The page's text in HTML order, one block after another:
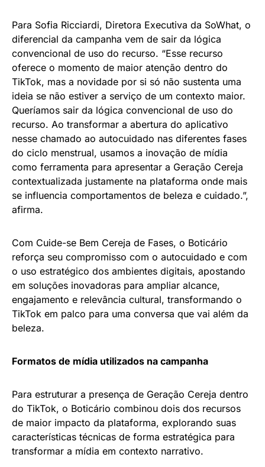
Para Sofia Ricciardi, Diretora Executiva da SoWhat, o
diferencial da campanha vem de sair da lógica
convencional de uso do recurso. “Esse recurso
oferece o momento de maior atenção dentro do
TikTok, mas a novidade por si só não sustenta uma
ideia se não estiver a serviço de um contexto maior.
Queríamos sair da lógica convencional de uso do
recurso. Ao transformar a abertura do aplicativo
nesse chamado ao autocuidado nas diferentes fases
do ciclo menstrual, usamos a inovação de mídia
como ferramenta para apresentar a Geração Cereja
contextualizada justamente na plataforma onde mais
se influencia comportamentos de beleza e cuidado.”,
afirma.
Com Cuide-se Bem Cereja de Fases, o Boticário
reforça seu compromisso com o autocuidado e com
o uso estratégico dos ambientes digitais, apostando
em soluções inovadoras para ampliar alcance,
engajamento e relevância cultural, transformando o
TikTok em palco para uma conversa que vai além da
beleza.
Formatos de mídia utilizados na campanha
Para estruturar a presença de Geração Cereja dentro
do TikTok, o Boticário combinou dois dos recursos
de maior impacto da plataforma, explorando suas
características técnicas de forma estratégica para
transformar a mídia em contexto narrativo.